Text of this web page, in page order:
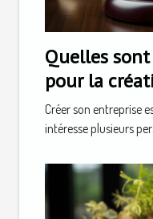
Quelles
pour la
Suisse ?
Créer son entreprise
intéresse plusieurs